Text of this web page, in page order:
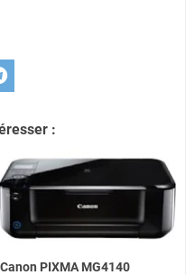
:
Canon PIXMA MG4140